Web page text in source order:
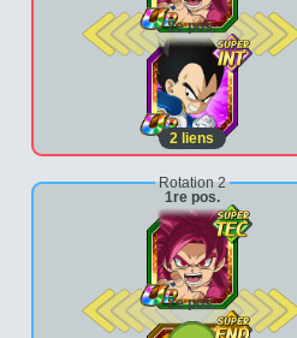
2e pos.
2 liens
Rotation 2
1re pos.
2e pos.